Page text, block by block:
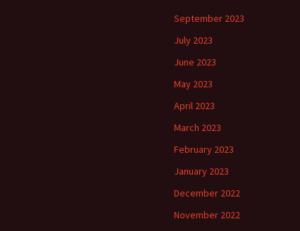
September 2023
July 2023
June 2023
May 2023
April 2023
March 2023
February 2023
January 2023
December 2022
November 2022